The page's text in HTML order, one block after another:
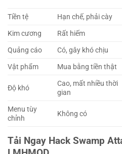
Tiền tệ Hạn chế, phải cày
Kim cương Rất hiếm
Quảng cáo Có, gây khó chịu
Vật phẩm Mua bằng tiền thật
Độ khó
Cao, mất nhiều thời
gian
Menu tùy
chỉnh
Không có
Tải Ngay Hack Swamp